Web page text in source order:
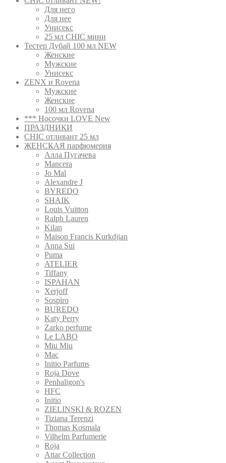
Для него
Для нее
Унисекс
25 мл CHIC мини
Тестер Дубай 100 мл NEW
Женские
Мужские
Унисекс
ZENX и Rovena
Мужские
Женские
100 мл Rovena
*** Носочки LOVE New
ПРАЗДНИКИ
CHIC отливант 25 мл
ЖЕНСКАЯ парфюмерия
Алла Пугачева
Mancera
Jo Mal
Alexandre J
BYREDO
SHAIK
Louis Vuitton
Ralph Lauren
Kilan
Maison Francis Kurkdjian
Anna Sui
Puma
ATELIER
Tiffany
ISPAHAN
Xerjoff
Sospiro
BUREDO
Katy Perry
Zarko perfume
Le LABO
Miu Miu
Mac
Initio Parfums
Roja Dove
Penhaligon's
HFC
Initio
ZIELINSKI & ROZEN
Tiziana Terenzi
Thomas Kosmala
Vilhelm Parfumerie
Roja
Attar Collection